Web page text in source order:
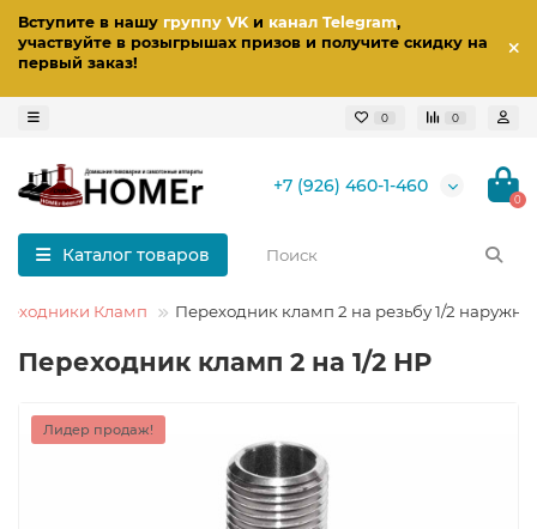
Вступите в нашу группу VKи канал Telegram,
участвуйте в розыгрышах призов и получите скидку на
первый заказ!
0 0
+7 (926) 460-1-460
0
Каталог товаров
Кламп Переходник кламп 2 на резьбу 1/2
Переходник кламп 2 на 1/2 НР
Лидер продаж!